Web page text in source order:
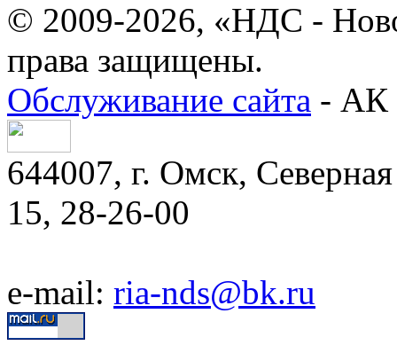
© 2009-2026, «НДС -
права защищены.
Обслуживание сайта - АК
644007, г. Омск,
15, 28-26-00
e-mail: ria-nds@bk.ru